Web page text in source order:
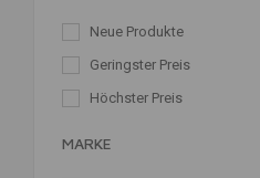
Neue Produkte
Geringster Preis
Höchster Preis
MARKE